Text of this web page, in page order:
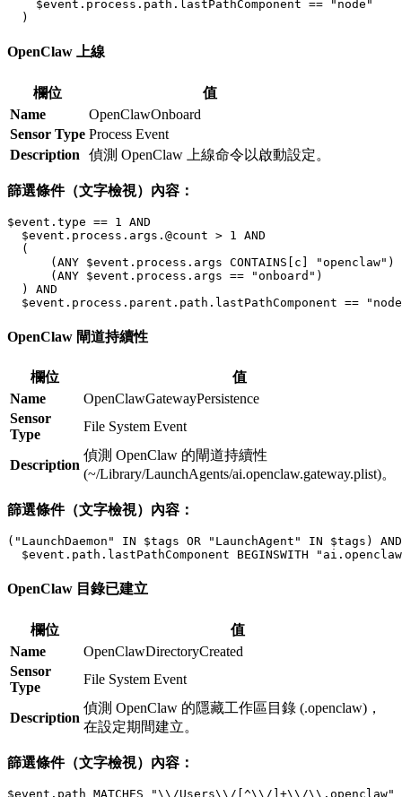
    $event.process.path.lastPathComponent == "node"
OpenClaw 上線
欄位
值
Name
OpenClawOnboard
Sensor Type Process Event
Description
偵測 OpenClaw 上線命令以啟動設定。
篩選條件（文字檢視）內容：
$event.type == 1 AND
  $event.process.args.@count > 1 AND
  (
(ANY $event.process.args CONTAINS[c] "openclaw")
      (ANY $event.process.args == "onboard")
  ) AND
OpenClaw 閘道持續性
欄位
值
Name
OpenClawGatewayPersistence
Sensor
Type
File System Event
Description
偵測 OpenClaw 的閘道持續性
(~/Library/LaunchAgents/ai.openclaw.gateway.plist)。
篩選條件（文字檢視）內容：
("LaunchDaemon" IN $tags OR "LaunchAgent" IN $tags) AND
OpenClaw 目錄已建立
欄位
值
Name
OpenClawDirectoryCreated
Sensor
Type
File System Event
Description
偵測 OpenClaw 的隱藏工作區目錄 (.openclaw)，
在設定期間建立。
篩選條件（文字檢視）內容：
$event.path MATCHES "\\/Users\\/[^\\/]+\\/\\.openclaw"